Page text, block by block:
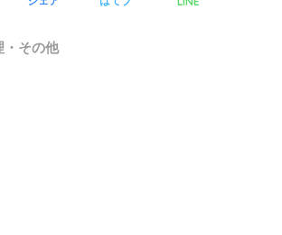
・その他